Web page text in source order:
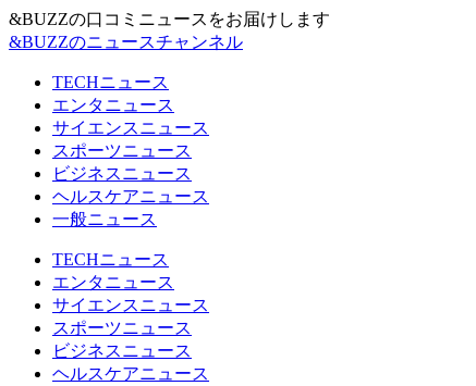
&BUZZの口コミニュースをお届けします
&BUZZのニュースチャンネル
TECHニュース
エンタニュース
サイエンスニュース
スポーツニュース
ビジネスニュース
ヘルスケアニュース
一般ニュース
TECHニュース
エンタニュース
サイエンスニュース
スポーツニュース
ビジネスニュース
ヘルスケアニュース